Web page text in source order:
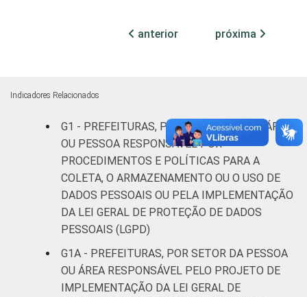
habitantes
mil
habitantes
Mais de
500 mil
3
Fonte: CGI.br/NIC.br, Centro Regional de
Estudos para o Desenvolvimento da
Sociedade da Informação (Cetic.br),
Pesquisa sobre o uso das tecnologias de
anterior próxima
Indicadores Relacionados
G1 - PREFEITURAS, POR EXISTÊNCIA DE ÁREA
OU PESSOA RESPONSÁVEL POR
PROCEDIMENTOS E POLÍTICAS PARA A
COLETA, O ARMAZENAMENTO OU O USO DE
DADOS PESSOAIS OU PELA IMPLEMENTAÇÃO
DA LEI GERAL DE PROTEÇÃO DE DADOS
PESSOAIS (LGPD)
G1A - PREFEITURAS, POR SETOR DA PESSOA
OU ÁREA RESPONSÁVEL PELO PROJETO DE
IMPLEMENTAÇÃO DA LEI GERAL DE